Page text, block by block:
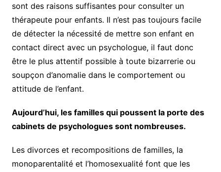
sont des raisons suffisantes pour consulter un
thérapeute pour enfants. Il n’est pas toujours facile
de détecter la nécessité de mettre son enfant en
contact direct avec un psychologue, il faut donc
être le plus attentif possible à toute bizarrerie ou
soupçon d’anomalie dans le comportement ou
attitude de l’enfant.
Aujourd’hui, les familles qui poussent la porte des
cabinets de psychologues sont nombreuses.
Les divorces et recompositions de familles, la
monoparentalité et l’homosexualité font que les